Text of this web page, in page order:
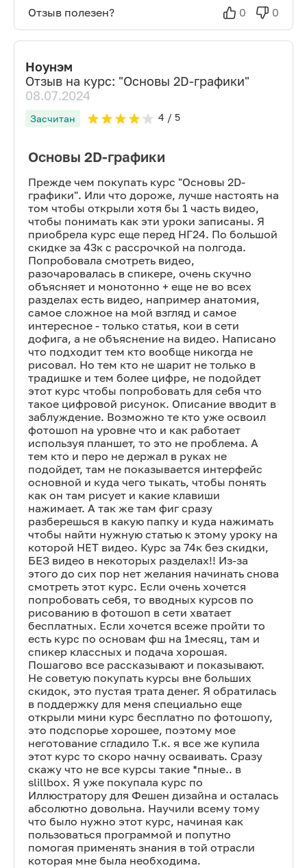
Отзыв полезен? 0 0
Ноунэм
Отзыв на курс: "Основы 2D-графики"
08.07.2024
Засчитан 4 / 5
Основы 2D-графики
Прежде чем покупать курс "Основы 2D-
графики". Или что дороже, лучше настоять на
том чтобы открыли хотя бы 1 часть видео,
чтобы понимать как эти уроки записаны. Я
приобрела курс еще перед НГ24. По большой
скидке за 43к с рассрочкой на полгода.
Попробовала смотреть видео,
разочаровалась в спикере, очень скучно
объясняет и монотонно + еще не во всех
разделах есть видео, например анатомия,
самое сложное на мой взгляд и самое
интересное - только статья, кои в сети
дофига, а не объяснение на видео. Написано
что подходит тем кто вообще никогда не
рисовал. Но тем кто не шарит не только в
традишке и тем более цифре, не подойдет
этот курс чтобы попробовать для себя что
такое цифровой рисунок. Описание вводит в
заблуждение. Возможно те кто уже освоил
фотошоп на уровне что и как работает
используя планшет, то это не проблема. А
тем кто и перо не держал в руках не
подойдет, там не показывается интерфейс
основной и куда чего тыкать, чтобы понять
как он там рисует и какие клавиши
нажимает. А так же там фиг сразу
разберешься в какую папку и куда нажимать
чтобы найти нужную статью к этому уроку на
которой НЕТ видео. Курс за 74к без скидки,
БЕЗ видео в некоторых разделах!! Из-за
этого до сих пор нет желания начинать снова
смотреть этот курс. Если очень хочется
попробовать себя, то вводных курсов по
рисованию в фотошоп в сети хватает
бесплатных. Если хочется всеже пройти то
есть курс по основам фш на 1месяц, там и
спикер классных и подача хорошая.
Пошагово все рассказывают и показывают.
Не советую покупать курсы вне больших
скидок, это пустая трата денег. Я обратилась
в поддержку для меня специально еще
открыли мини курс бесплатно по фотошопу,
это подспорье хорошее, поэтому мое
неготование сгладило Т.к. я все же купила
этот курс то скоро начну осваивать. Сразу
скажу что не все курсы такие *пные.. в
slillbox. Я уже покупала курс по
Иллюстратору для Фешен дизайна и осталась
абсолютно довольна. Научили всему тому
что было нужно этот курс, начиная как
пользоваться программой и попутно
помогая применять знания в той отрасли
которая мне была необходима.